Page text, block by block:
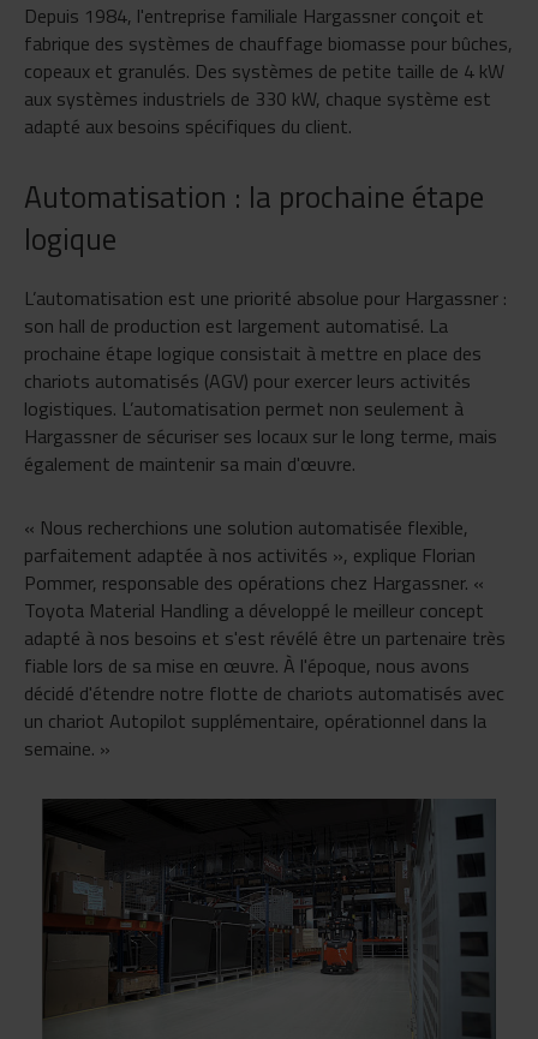
Depuis 1984, l'entreprise familiale Hargassner conçoit et
fabrique des systèmes de chauffage biomasse pour bûches,
copeaux et granulés. Des systèmes de petite taille de 4 kW
aux systèmes industriels de 330 kW, chaque système est
adapté aux besoins spécifiques du client.
Automatisation : la prochaine étape
logique
L’automatisation est une priorité absolue pour Hargassner :
son hall de production est largement automatisé. La
prochaine étape logique consistait à mettre en place des
chariots automatisés (AGV) pour exercer leurs activités
logistiques. L’automatisation permet non seulement à
Hargassner de sécuriser ses locaux sur le long terme, mais
également de maintenir sa main d'œuvre.
« Nous recherchions une solution automatisée flexible,
parfaitement adaptée à nos activités », explique Florian
Pommer, responsable des opérations chez Hargassner. «
Toyota Material Handling a développé le meilleur concept
adapté à nos besoins et s'est révélé être un partenaire très
fiable lors de sa mise en œuvre. À l'époque, nous avons
décidé d'étendre notre flotte de chariots automatisés avec
un chariot Autopilot supplémentaire, opérationnel dans la
semaine. »